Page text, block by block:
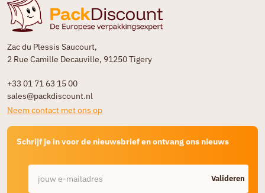
Zac du Plessis Saucourt,
2 Rue Camille Decauville, 91250 Tigery
+33 01 71 63 15 00
sales@packdiscount.nl
Neem contact met ons op
Schrijf je in voor de nieuwsbrief en ontvang ons nieuws
Valideren